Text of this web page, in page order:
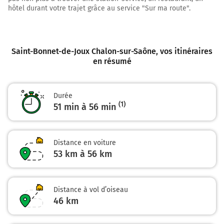
Continuer Rue du Chêne sur 210 mètres
200 mètres
Tourner à droite sur la voie et continuer sur 100 mètres
Tourner légèrement à gauche sur Chemin du Quai et
continuer sur 180 mètres
34,3 km
Continuer Rue de la Saule sur 450 mètres
34,4 km
Tourner légèrement à droite sur D977 et continuer sur
1,5 kilomètre
34,9 km
hôtel durant votre trajet grâce au service "Sur ma route".
Saint-Bonnet-de-Joux Chalon-sur-Saône, vos itinéraires
en résumé
Durée
51 min à 56 min (1)
Distance en voiture
53 km à 56 km
Distance à vol d’oiseau
46 km